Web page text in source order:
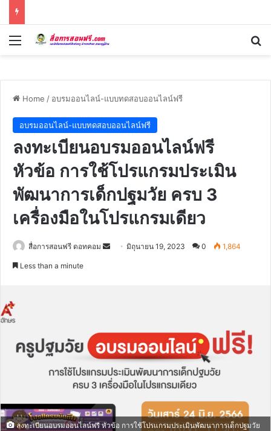
Menu
Home / อบรมออนไลน์-แบบทดสอบออนไลน์ฟรี
อบรมออนไลน์-แบบทดสอบออนไลน์ฟรี
ลงทะเบียนอบรมออนไลน์ฟรี
หัวข้อ การใช้โปรแกรมประเมิน
พัฒนาการเด็กปฐมวัย ครบ 3
เครื่องมือในโปรแกรมเดียว
สื่อการสอนฟรี ดอทคอม
Sendมิถุนายน 19, 2023 0 1,864
Less than a minute
ลงทะเบียนอบรมออนไลน์ฟรี หัวข้อ การใช้โปรแกรมประเมินพัฒนาการเด็กปฐมวัย